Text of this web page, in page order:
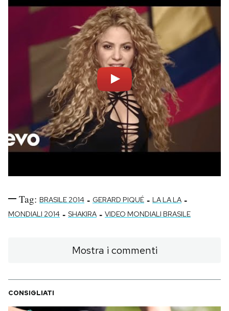
Tag: BRASILE 2014 - GERARD PIQUÉ - LA LA LA -
MONDIALI 2014 - SHAKIRA - VIDEO MONDIALI BRASILE
Mostra i commenti
CONSIGLIATI